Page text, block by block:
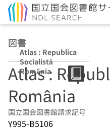
図書
Atlas : Republica
Socialistă
România
Atlas :
România
国立国会図書館請求記号
Y995-B5106